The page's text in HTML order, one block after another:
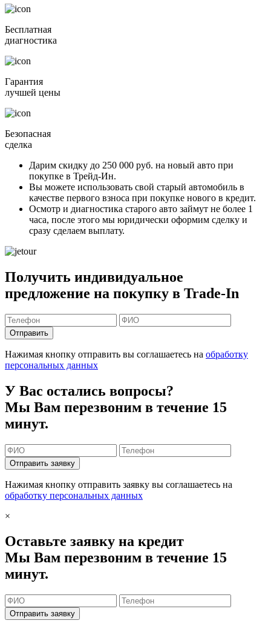
Бесплатная
диагностика
Гарантия
лучшей цены
Безопасная
сделка
Дарим скидку до 250 000 руб. на новый авто при
покупке в Трейд-Ин.
Вы можете использовать свой старый автомобиль в
качестве первого взноса при покупке нового в кредит.
Осмотр и диагностика старого авто займут не более 1
часа, после этого мы юридически оформим сделку и
сразу сделаем выплату.
Получить индивидуальное
предложение на покупку в Trade-In
Отправить
Нажимая кнопку отправить вы соглашаетесь на обработку
персональных данных
У Вас остались вопросы?
Мы Вам перезвоним в течение 15
минут.
Отправить заявку
Нажимая кнопку отправить заявку вы соглашаетесь на
обработку персональных данных
×
Оставьте заявку на кредит
Мы Вам перезвоним в течение 15
минут.
Отправить заявку